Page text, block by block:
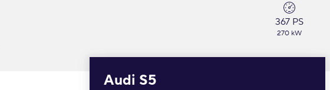
367 PS
270 kW
Audi S5